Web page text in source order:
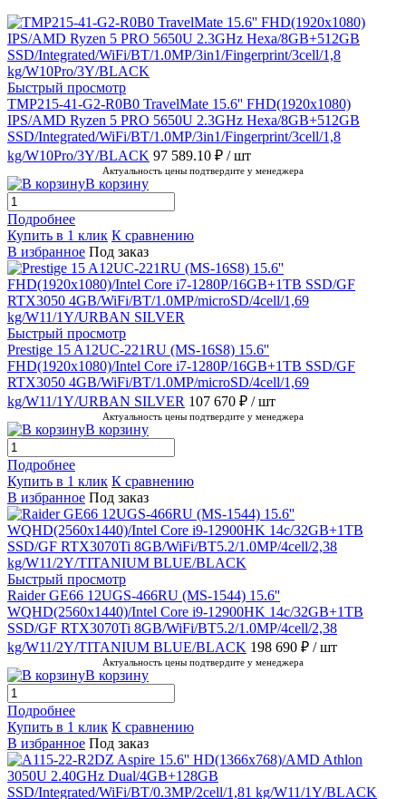
Быстрый просмотр
TMP215-41-G2-R0B0 TravelMate 15.6'' FHD(1920x1080)
IPS/AMD Ryzen 5 PRO 5650U 2.3GHz Hexa/8GB+512GB
SSD/Integrated/WiFi/BT/1.0MP/3in1/Fingerprint/3cell/1,8
kg/W10Pro/3Y/BLACK 97 589.10 ₽ / шт
Актуальность цены подтвердите у менеджера
В корзину
Подробнее
Купить в 1 клик К сравнению
В избранное Под заказ
Быстрый просмотр
Prestige 15 A12UC-221RU (MS-16S8) 15.6''
FHD(1920x1080)/Intel Core i7-1280P/16GB+1TB SSD/GF
RTX3050 4GB/WiFi/BT/1.0MP/microSD/4cell/1,69
kg/W11/1Y/URBAN SILVER 107 670 ₽ / шт
Актуальность цены подтвердите у менеджера
В корзину
Подробнее
Купить в 1 клик К сравнению
В избранное Под заказ
Быстрый просмотр
Raider GE66 12UGS-466RU (MS-1544) 15.6''
WQHD(2560x1440)/Intel Core i9-12900HK 14c/32GB+1TB
SSD/GF RTX3070Ti 8GB/WiFi/BT5.2/1.0MP/4cell/2,38
kg/W11/2Y/TITANIUM BLUE/BLACK 198 690 ₽ / шт
Актуальность цены подтвердите у менеджера
В корзину
Подробнее
Купить в 1 клик К сравнению
В избранное Под заказ